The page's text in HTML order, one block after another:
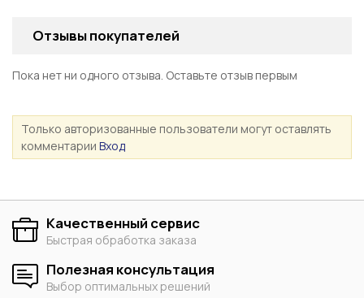
Отзывы покупателей
Пока нет ни одного отзыва. Оставьте отзыв первым
Только авторизованные пользователи могут оставлять
комментарии Вход
Качественный сервис
Быстрая обработка заказа
Полезная консультация
Выбор оптимальных решений